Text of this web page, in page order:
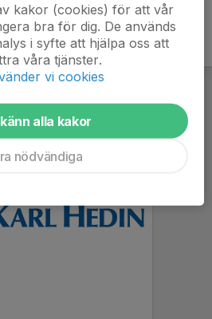
kakor (cookies) för att vår
bra för dig. De används
i syfte att hjälpa oss att
våra tjänster.
vi cookies
alla kakor
nödvändiga